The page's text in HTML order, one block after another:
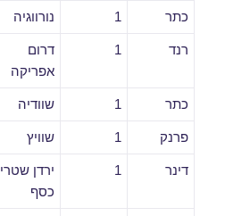
כתר 1 נורווגיה
רנד 1
דרום
אפריקה
כתר 1 שוודיה
פרנק 1 שוויץ
דינר 1
ירדן שטרי
כסף